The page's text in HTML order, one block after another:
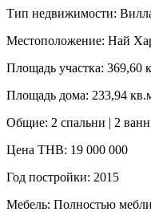
Тип недвижимости:
Местоположение: Най
Площадь участка: 369,60
Площадь дома: 233,94
Общие: 2 спальни | 2
Цена THB: 19 000 000
Год постройки: 2015
Мебель: Полностью